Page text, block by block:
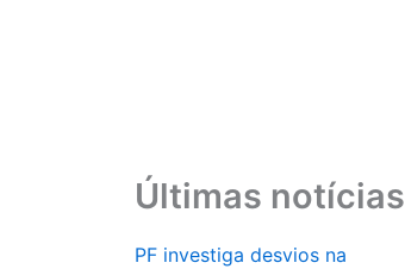
Últimas notícias
PF investiga desvios na